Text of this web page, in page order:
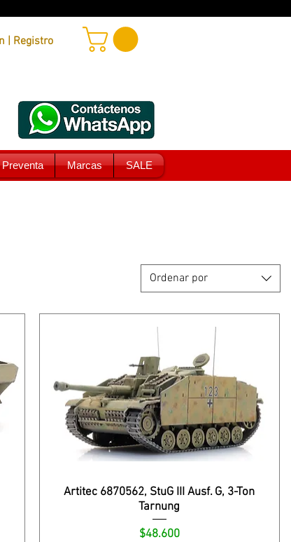
Iniciar sesión | Registro
Preventa Marcas SALE
Ordenar por
Artitec 6870562, StuG III Ausf. G, 3-Ton
Tarnung
Precio
$48.600